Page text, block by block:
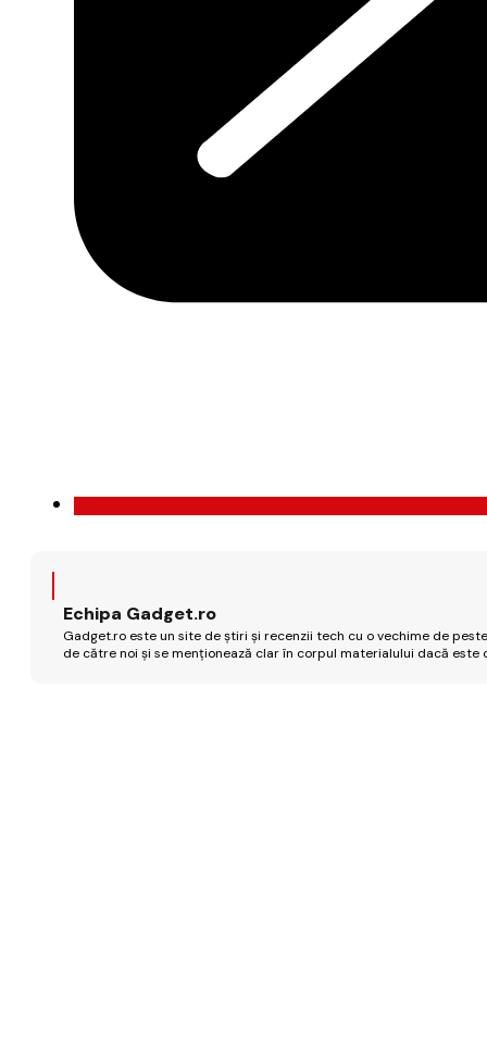
Echipa Gadget.ro
Gadget.ro este un site de știri și recenzii tech cu o vechime de
de către noi și se menționează clar în corpul materialului dacă este